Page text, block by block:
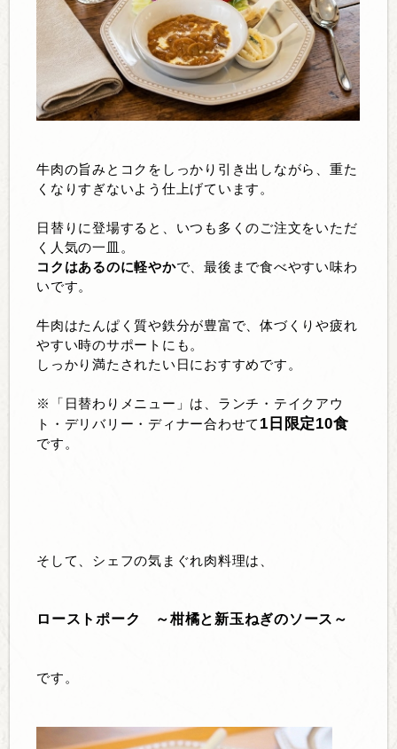
牛肉の旨みとコクをしっかり引き出しながら、重た
くなりすぎないよう仕上げています。
日替りに登場すると、いつも多くのご注文をいただ
く人気の一皿。
コクはあるのに軽やかで、最後まで食べやすい味わ
いです。
牛肉はたんぱく質や鉄分が豊富で、体づくりや疲れ
やすい時のサポートにも。
しっかり満たされたい日におすすめです。
※「日替わりメニュー」は、ランチ・テイクアウ
ト・デリバリー・ディナー合わせて 1日限定10食
です。
そして、シェフの気まぐれ肉料理は、
ローストポーク ～柑橘と新玉ねぎのソース～
です。